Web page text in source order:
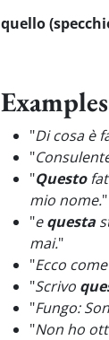
quello
Examples
"Di cosa è
"
"Questo
mio nome."
"equesta
mai."
"Ecco
"Scrivo
"Fungo:
"Non ho